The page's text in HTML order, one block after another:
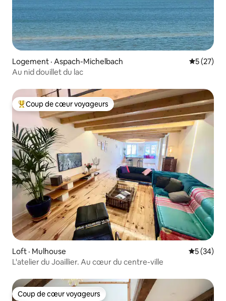
Logement · Aspach-Michelbach Note
5 (27)
Au nid douillet du lac
Coup de cœur voyageurs parmi les plus aimés
Coup de cœur voyageurs
Loft · Mulhouse Note
5 (34)
L'atelier du Joaillier. Au cœur du centre-ville
Coup de cœur voyageurs
Coup de cœur voyageurs